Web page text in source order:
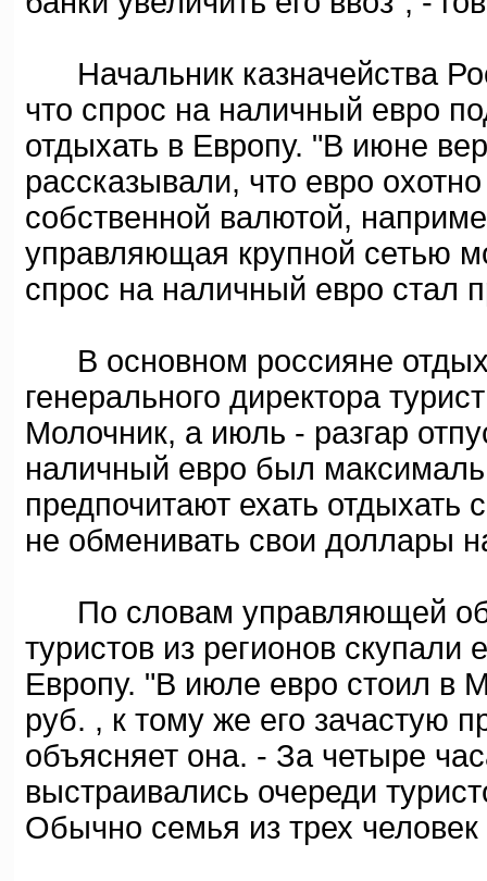
Начальник казначейства
что спрос на наличный евро
отдыхать в Европу. "В июне
рассказывали, что евро
собственной валютой,
управляющая крупной сетью
спрос на наличный евро стал
В основном россияне
генерального директора
Молочник, а июль - разгар
наличный евро был
предпочитают ехать отдыхать
не обменивать свои доллары
По словам управляющей
туристов из регионов
Европу. "В июле евро стоил в
руб. , к тому же его зачастую
объясняет она. - За четыре
выстраивались очереди
Обычно семья из трех